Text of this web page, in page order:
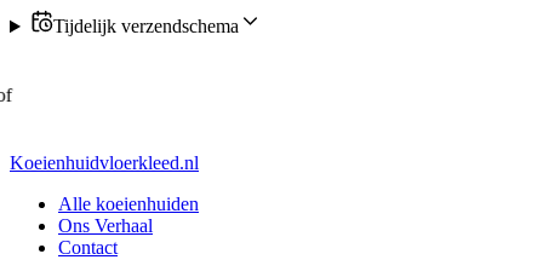
Tijdelijk verzendschema
Achteraf betalen met Klarna
Koeienhuidvloerkleed.nl
Alle koeienhuiden
Ons Verhaal
Contact